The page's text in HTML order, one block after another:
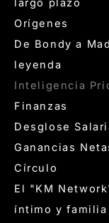
largo plazo
Orígenes
De Bondy a
leyenda
Inteligencia
Finanzas
Desglose
Ganancias
Círculo
El "KM
íntimo y familia